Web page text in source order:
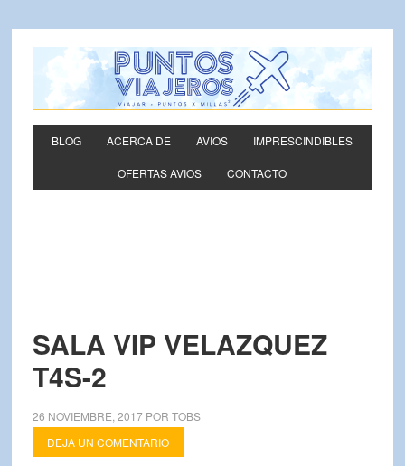
BLOG ACERCA DE AVIOS IMPRESCINDIBLES
OFERTAS AVIOS CONTACTO
SALA VIP VELAZQUEZ
T4S-2
26 NOVIEMBRE, 2017POR TOBS
DEJA UN COMENTARIO